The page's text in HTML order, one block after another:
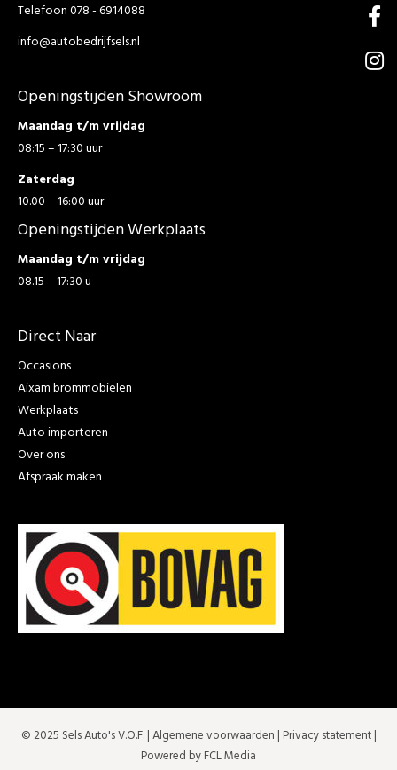
Telefoon 078 - 6914088
info@autobedrijfsels.nl
Openingstijden Showroom
Maandag t/m vrijdag
08:15 – 17:30 uur
Zaterdag
10.00 – 16:00 uur
Openingstijden Werkplaats
Maandag t/m vrijdag
08.15 – 17:30 u
Direct Naar
Occasions
Aixam brommobielen
Werkplaats
Auto importeren
Over ons
Afspraak maken
© 2025 Sels Auto's V.O.F. |Algemene voorwaarden | Privacy statement|
Powered by FCL Media